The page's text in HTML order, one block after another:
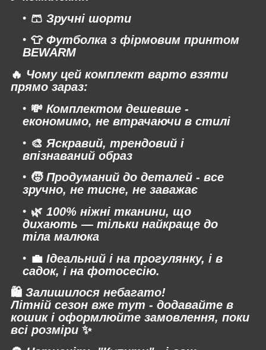
🩳 Зручні шорти
👕 Футболка з фірмовим принтом
BEWARM
🔥 Чому цей комплект варто взяти
прямо зараз:
💸 Комплектом дешевше -
економимо, не втрачаючи в стилі
🎨 Яскравий, трендовий і
впізнаваний образ
🧒Продуманий до деталей - все
зручно, не тисне, не заважає
🌿 100% ніжні тканини, що
дихають — тільки найкраще до
тіла малюка
💼 Ідеальний і на прогулянку, і в
садок, і на фотосесію.
🛍 Залишилося небагато!
Літній сезон вже тут - додавайте в
кошик і оформлюйте замовлення, поки
всі розміри ✨